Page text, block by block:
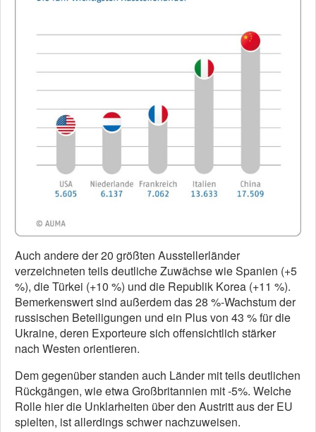
Auch andere der 20 größten Ausstellerländer
verzeichneten teils deutliche Zuwächse wie Spanien (+5
%), die Türkei (+10 %) und die Republik Korea (+11 %).
Bemerkenswert sind außerdem das 28 %-Wachstum der
russischen Beteiligungen und ein Plus von 43 % für die
Ukraine, deren Exporteure sich offensichtlich stärker
nach Westen orientieren.
Dem gegenüber standen auch Länder mit teils deutlichen
Rückgängen, wie etwa Großbritannien mit -5%. Welche
Rolle hier die Unklarheiten über den Austritt aus der EU
spielten, ist allerdings schwer nachzuweisen.